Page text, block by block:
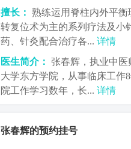
擅长： 熟练运用脊柱内外平
转复位术为主的系列疗法及小
药、针灸配合治疗各... 详情
医生简介： 张春辉，执业中
大学东方学院，从事临床工作
院工作学习数年，长... 详情
张春辉的预约挂号